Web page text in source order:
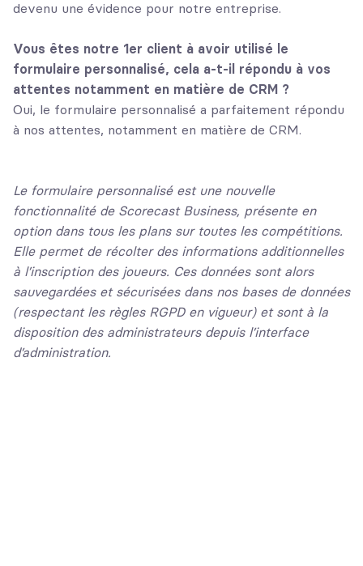
devenu une évidence pour notre entreprise.
Vous êtes notre 1er client à avoir utilisé le
formulaire personnalisé, cela a-t-il répondu à vos
attentes notamment en matière de CRM ?
Oui, le formulaire personnalisé a parfaitement répondu
à nos attentes, notamment en matière de CRM.
Le formulaire personnalisé est une nouvelle
fonctionnalité de Scorecast Business, présente en
option dans tous les plans sur toutes les compétitions.
Elle permet de récolter des informations additionnelles
à l’inscription des joueurs. Ces données sont alors
sauvegardées et sécurisées dans nos bases de données
(respectant les règles RGPD en vigueur) et sont à la
disposition des administrateurs depuis l’interface
d’administration.